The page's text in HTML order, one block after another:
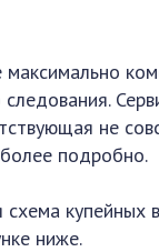
максимально
не
подробно.
схема купейных
ниже.